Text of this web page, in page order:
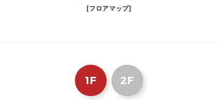
[フロアマップ]
1F 2F